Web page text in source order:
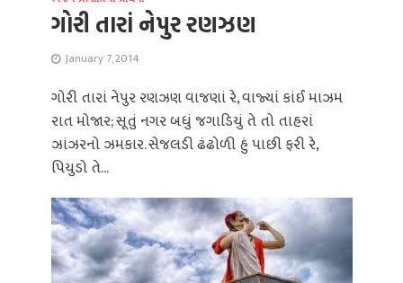
ગોરી તારાં નેપુર રણઝણ
January 7, 2014
ગોરી તારાં નેપુર રણઝણ વાજણાં રે, વાજ્યાં કાંઈ માઝમ
રાત મોજાર; સૂતું નગર બધું જગાડિયું તે તો તાહરાં
ઝાંઝરનો ઝમકાર. સેજલડી ઢંઢોળી હું પાછી ફરી રે,
પિયુડો તે...